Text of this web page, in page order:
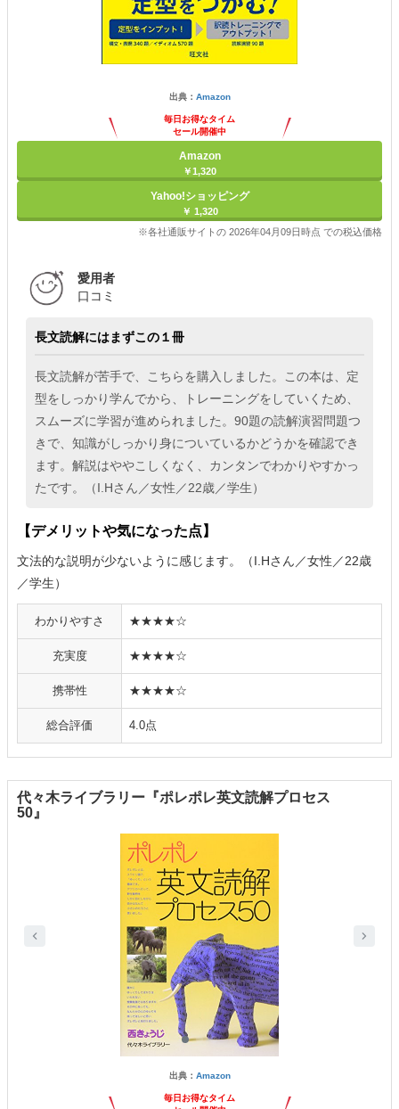
出典： Amazon
毎日お得なタイム
セール開催中
Amazon
￥1,320
Yahoo!ショッピング
￥ 1,320
※各社通販サイトの 2026年04月09日時点 での税込価格
愛用者
口コミ
長文読解にはまずこの１冊
長文読解が苦手で、こちらを購入しました。この本は、定
型をしっかり学んでから、トレーニングをしていくため、
スムーズに学習が進められました。90題の読解演習問題つ
きで、知識がしっかり身についているかどうかを確認でき
ます。解説はややこしくなく、カンタンでわかりやすかっ
たです。（I.Hさん／女性／22歳／学生）
【デメリットや気になった点】
文法的な説明が少ないように感じます。（I.Hさん／女性／22歳
／学生）
わかりやすさ ★★★★☆
充実度 ★★★★☆
携帯性 ★★★★☆
総合評価 4.0点
代々木ライブラリー『ポレポレ英文読解プロセス
50』
出典： Amazon
毎日お得なタイム